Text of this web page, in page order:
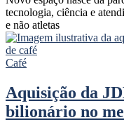
tecnologia, ciência e
e não atletas
Café
Aquisição da
bilionário no